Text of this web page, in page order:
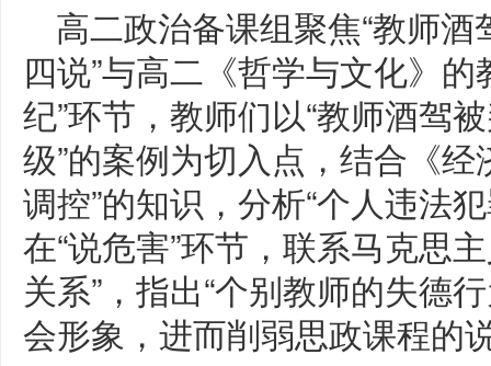
高二政治备课组聚焦“教师酒
四说”与高二《哲学与文化》
纪”环节，教师们以“教师酒驾
级”的案例为切入点，结合《
调控”的知识，分析“个人违法
在“说危害”环节，联系马克思
关系”，指出“个别教师的失德
会形象，进而削弱思政课程的